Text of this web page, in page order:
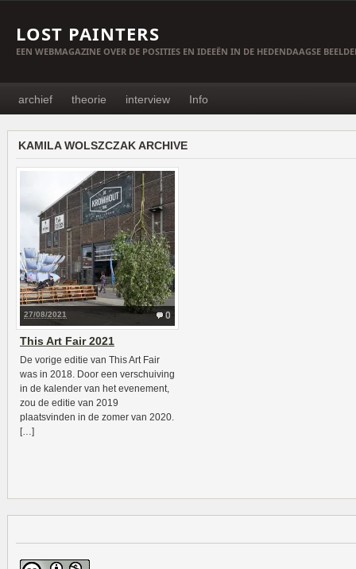
LOST PAINTERS
EEN WEBMAGAZINE OVER DE POSITIES EN IDEEËN IN DE HEDENDAAGSE
archief theorie interview Info
KAMILA WOLSZCZAK ARCHIVE
0
27/08/2021
This Art Fair 2021
De vorige editie van This Art Fair
was in 2018. Door een verschuiving
in de kalender van het evenement,
zou de editie van 2019
plaatsvinden in de zomer van 2020.
[…]